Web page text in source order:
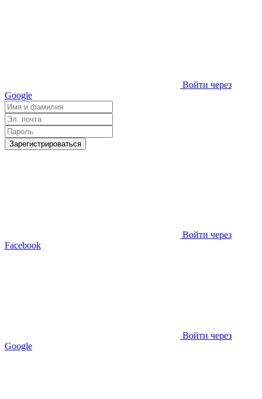
Войти через
Google
Зарегистрироваться
Войти через
Facebook
Войти через
Google